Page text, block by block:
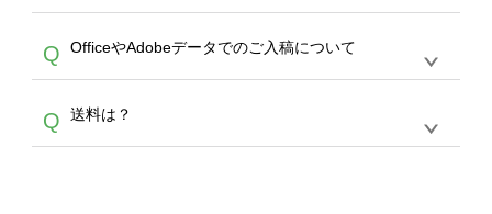
ます。 【付与ポイント】購入金額の1％が1ポ
イントとして付与され、次回ご注文時に1ポイ
ント＝1円としてお使いいただけます。ポイン
トは発送完了の翌日に付与され、次回ご注文時
からご利用頂けます。ポイントの有効期限は一
年間です。【会員ランク】過去10カ月のご注
文回数により会員ランク割引(最大5%)が適用
A
意点（前処理剤）】カラー生地（Tシャツのホ
ワイト、トートバッグのナチュラル、ホワイト
といって、プリントを定着させるための処理剤
を塗布しており、短納期・低価格で商品をお届
Q OfficeやAdobeデータでのご入稿について
A
ません。いずれのデータも該当デザインのみ画
像(JPEG,PNG,GIF,PDF)に変換、またはAdobe
Q 送料は？